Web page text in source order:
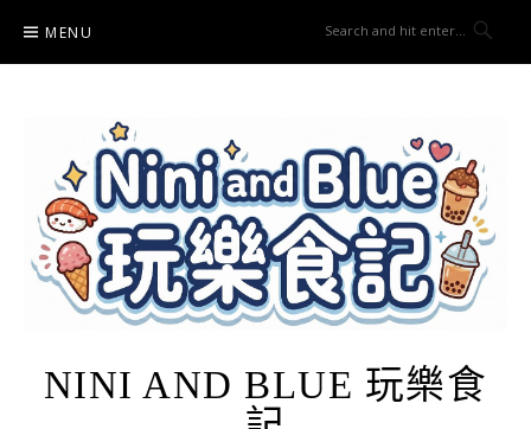
content
MENU
NINI AND BLUE 玩樂食